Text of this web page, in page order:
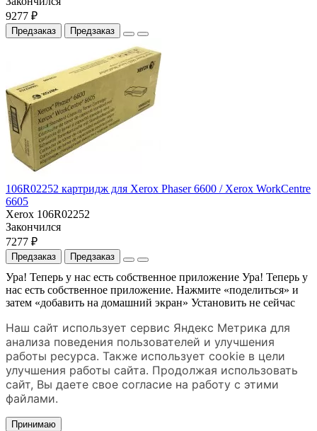
9277 ₽
Предзаказ Предзаказ
106R02252 картридж для Xerox Phaser 6600 / Xerox WorkCentre
6605
Xerox 106R02252
Закончился
7277 ₽
Предзаказ Предзаказ
Ура! Теперь у нас есть собственное приложение Ура! Теперь у
нас есть собственное приложение. Нажмите «поделиться» и
затем «добавить на домашний экран» Установить не сейчас
Наш сайт использует сервис Яндекс Метрика для
анализа поведения пользователей и улучшения
работы ресурса. Также использует cookie в цели
улучшения работы сайта. Продолжая использовать
сайт, Вы даете свое согласие на работу с этими
файлами.
Принимаю